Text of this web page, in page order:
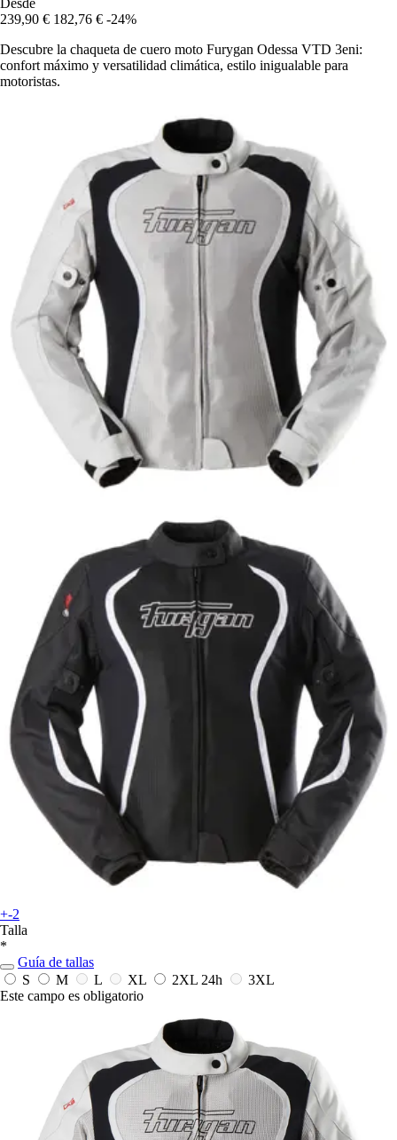
239,90 € 182,76 € -24%
Descubre la chaqueta de cuero moto Furygan Odessa VTD 3eni:
confort máximo y versatilidad climática, estilo inigualable para
motoristas.
+-2
Talla
*
Guía de tallas
S
M L XL 2XL 24h
3XL
Este campo es obligatorio